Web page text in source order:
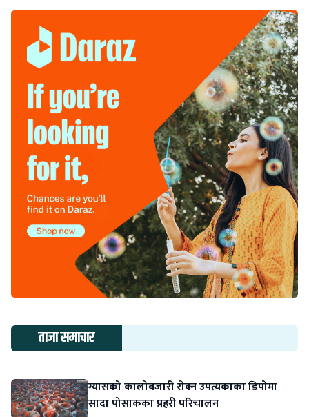
ताजा समाचार
ग्यासको कालोबजारी रोक्न उपत्यकाका डिपोमा
सादा पोसाकका प्रहरी परिचालन